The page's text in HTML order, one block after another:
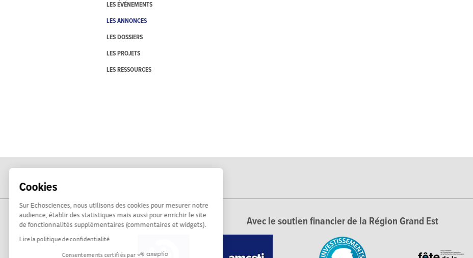
Cookies
Sur Echosciences, nous utilisons des cookies pour mesurer notre
audience, établir des statistiques mais aussi pour enrichir le site
de fonctionnalités supplémentaires (commentaires et widgets).
Lire la politique de confidentialité
Consentements certifiés par
LES ÉVÉNEMENTS
LES ANNONCES
LES DOSSIERS
LES PROJETS
LES RESSOURCES
Avec le soutien financier de la Région Grand Est